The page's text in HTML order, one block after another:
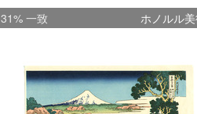
31% 一致 ホノルル